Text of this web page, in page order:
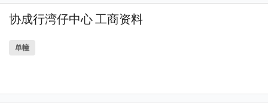
协成行湾仔中心 工商资料
单幢